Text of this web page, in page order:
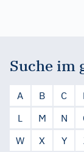
Suche im
A B C
L
M N
W
X Y